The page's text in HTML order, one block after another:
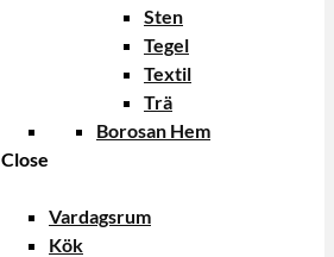
Sten
Tegel
Textil
Trä
Borosan Hem
Close
Vardagsrum
Kök